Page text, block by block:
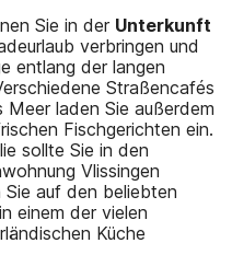
Sie in der Unterkunft
verbringen und
entlang der langen
Straßencafés
laden Sie außerdem
Fischgerichten ein.
sollte Sie in den
Vlissingen
auf den beliebten
einem der vielen
Küche